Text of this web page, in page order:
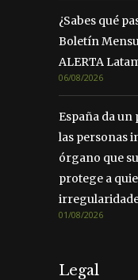
¿Sabes qué
Boletín
ALERTA
06/08/2026
España da un
las personas
órgano que
protege a
01/08/2026
Legal